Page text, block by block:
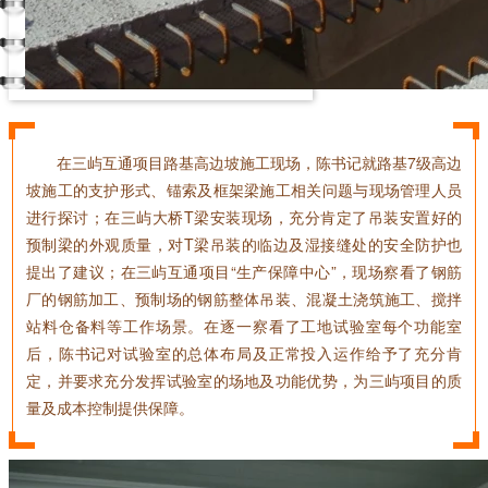
在三屿互通项目路基高边坡施工现场，陈书记就路基7级高边
坡施工的支护形式、锚索及框架梁施工相关问题与现场管理人员
进行探讨；在三屿大桥T梁安装现场，充分肯定了吊装安置好的
预制梁的外观质量，对T梁吊装的临边及湿接缝处的安全防护也
提出了建议；在三屿互通项目“生产保障中心”，现场察看了钢筋
厂的钢筋加工、预制场的钢筋整体吊装、混凝土浇筑施工、搅拌
站料仓备料等工作场景。在逐一察看了工地试验室每个功能室
后，陈书记对试验室的总体布局及正常投入运作给予了充分肯
定，并要求充分发挥试验室的场地及功能优势，为三屿项目的质
量及成本控制提供保障。